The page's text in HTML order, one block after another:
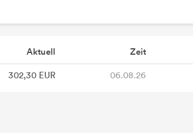
Aktuell Zeit
302,30 EUR 06.08.26